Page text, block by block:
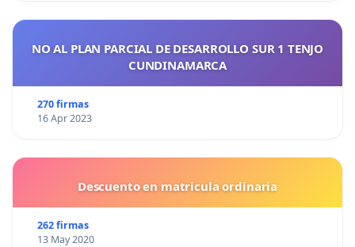
NO AL PLAN PARCIAL DE DESARROLLO SUR 1 TENJO
CUNDINAMARCA
270 firmas
16 Apr 2023
Descuento en matricula ordinaria
262 firmas
13 May 2020